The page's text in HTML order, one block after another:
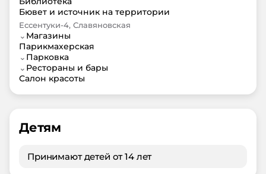
Бювет и источник на территории
Ессентуки-4, Славяновская
⌄ Магазины
Парикмахерская
⌄ Парковка
⌄ Рестораны и бары
Салон красоты
Детям
Принимают детей от 14 лет